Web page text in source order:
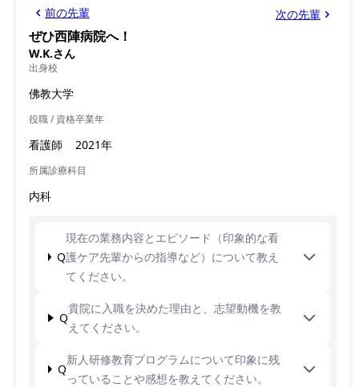
前の先輩 次の先輩
ぜひ西陣病院へ！
W.K.さん
出身校
佛教大学
役職 / 資格
看護師
卒業年
2021年
所属診療科目
内科
Q
現在の業務内容とエピソード（印象的な看
護ケア先輩からの指導など）について教え
てください。
Q
貴院に入職を決めた理由と、志望動機を教
えてください。
Q
新人研修教育プログラムについて印象に残
っていることや感想を教えてください。